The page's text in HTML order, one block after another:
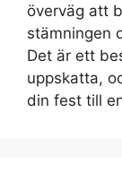
överväg att
stämningen
Det är ett
uppskatta,
din fest till